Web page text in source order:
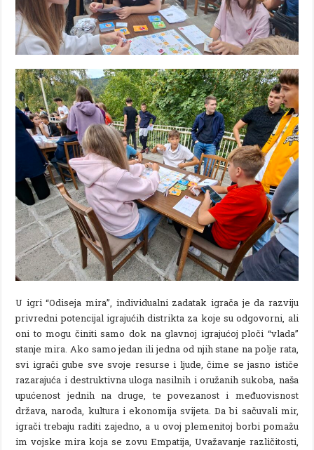
U igri “Odiseja mira”, individualni zadatak igrača je da razviju
privredni potencijal igrajućih distrikta za koje su odgovorni, ali
oni to mogu činiti samo dok na glavnoj igrajućoj ploči “vlada”
stanje mira. Ako samo jedan ili jedna od njih stane na polje rata,
svi igrači gube sve svoje resurse i ljude, čime se jasno ističe
razarajuća i destruktivna uloga nasilnih i oružanih sukoba, naša
upućenost jednih na druge, te povezanost i međuovisnost
država, naroda, kultura i ekonomija svijeta. Da bi sačuvali mir,
igrači trebaju raditi zajedno, a u ovoj plemenitoj borbi pomažu
im vojske mira koja se zovu Empatija, Uvažavanje različitosti,